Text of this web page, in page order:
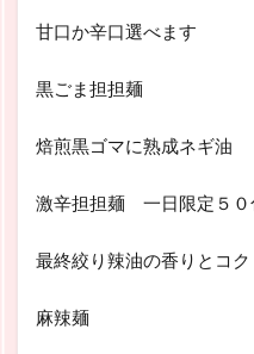
甘口か辛口選べます
黒ごま担担麺
焙煎黒ゴマに熟成ネギ油
激辛担担麺 一日限定５０
最終絞り辣油の香りとコク
麻辣麺